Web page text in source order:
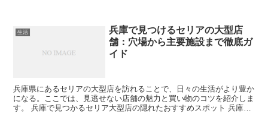
生活
兵庫で見つけるセリアの大型店
舗：穴場から主要施設まで徹底ガ
イド
兵庫県にあるセリアの大型店を訪れることで、日々の生活がより豊か
になる。ここでは、見逃せない店舗の魅力と買い物のコツを紹介しま
す。 兵庫で見つかるセリア大型店の隠れたおすすめスポット 兵庫県